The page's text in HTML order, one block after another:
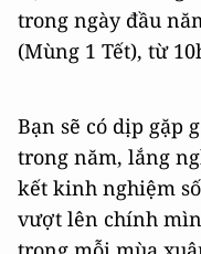
trong ngày đầu
(Mùng 1 Tết), từ
Bạn sẽ có dịp gặp
trong năm, lắng
kết kinh nghiệm
vượt lên chính